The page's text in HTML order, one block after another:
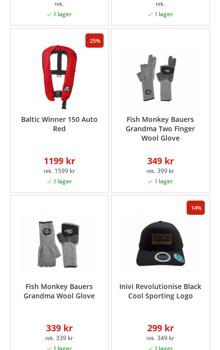
25
Baltic Winner 150 Auto
Red
1199 kr
1599 kr
Fish Monkey Bauers
Grandma Two Finger
Wool Glove
349 kr
399 kr
Fish Monkey Bauers
Grandma Wool Glove
339 kr
339 kr
14
Inivi Revolutionise Black
Cool Sporting Logo
299 kr
349 kr